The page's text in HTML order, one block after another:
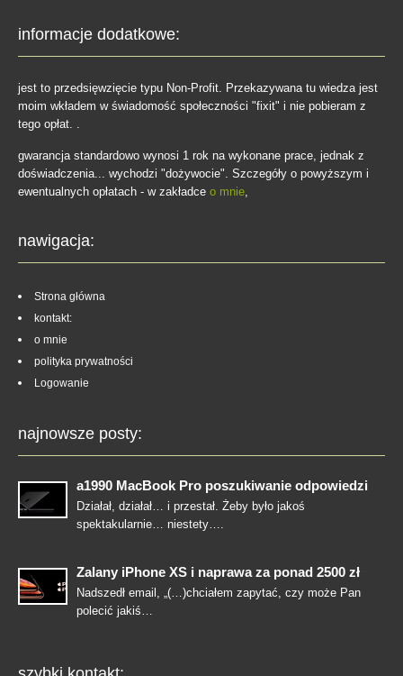
informacje dodatkowe:
jest to przedsięwzięcie typu Non-Profit. Przekazywana tu wiedza jest
moim wkładem w świadomość społeczności "fixit" i nie pobieram z
tego opłat. .
gwarancja standardowo wynosi 1 rok na wykonane prace, jednak z
doświadczenia... wychodzi "dożywocie". Szczegóły o powyższym i
ewentualnych opłatach - w zakładce o mnie
nawigacja:
Strona główna
kontakt:
o mnie
polityka prywatności
Logowanie
najnowsze posty:
a1990 MacBook Pro poszukiwanie odpowiedzi
Działał, działał… i przestał. Żeby było jakoś
spektakularnie… niestety….
Zalany iPhone XS i naprawa za ponad 2500 zł
Nadszedł email, „(…)chciałem zapytać, czy może Pan
polecić jakiś…